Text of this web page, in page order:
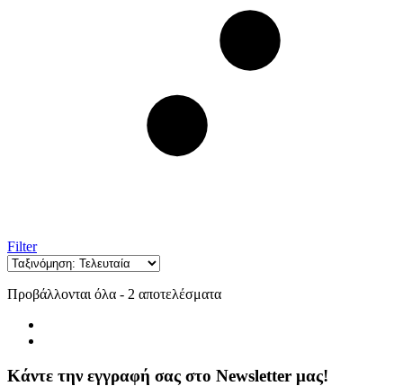
Filter
Προβάλλονται όλα - 2 αποτελέσματαSorted
Κάντε την εγγραφή σας στο Newsletter μας!